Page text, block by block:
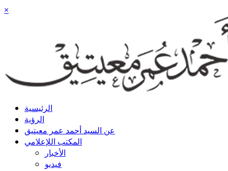
×
الرئيسية
الرؤية
عن السيد أحمد عمر معيتيق
المكتب اللإعلامي
الأخبار
فيديو